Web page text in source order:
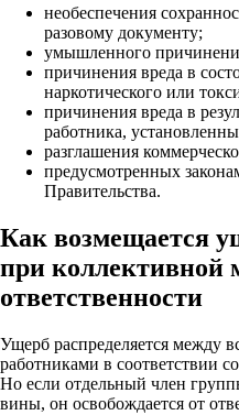
необеспечения
разовому документу;
умышленного
причинения вреда в
наркотического или
причинения вреда в
работника,
разглашения
предусмотренных
Правительства.
Как возмещается
при коллективной
ответственности
Ущерб распределяется между
работниками в соответствии
Но если отдельный член
вины, он освобождается от